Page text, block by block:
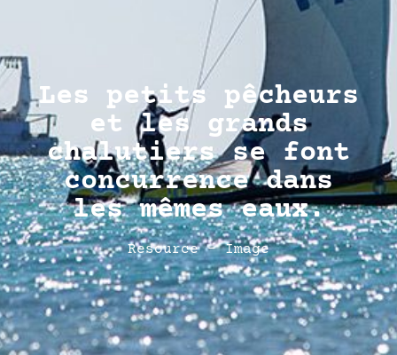
Les petits pêcheurs
et les grands
chalutiers se font
concurrence dans
les mêmes eaux.
Resource - Image